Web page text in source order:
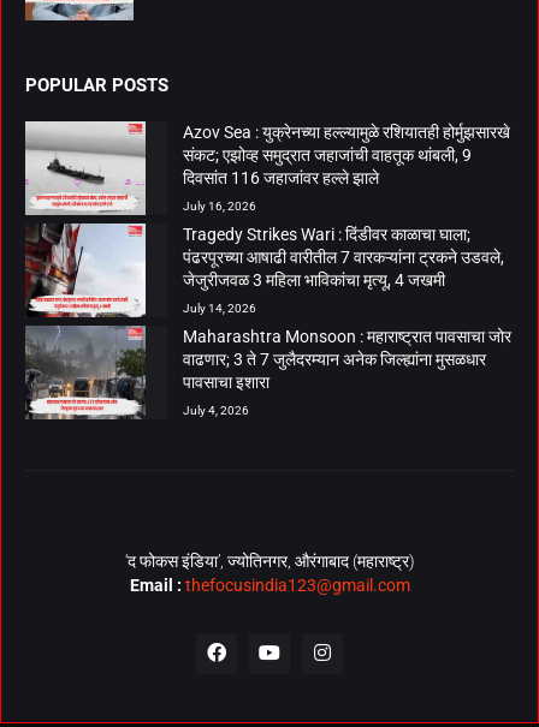
POPULAR POSTS
Azov Sea : युक्रेनच्या हल्ल्यामुळे रशियातही होर्मुझसारखे
संकट; एझोव्ह समुद्रात जहाजांची वाहतूक थांबली, 9
दिवसांत 116 जहाजांवर हल्ले झाले
July 16, 2026
Tragedy Strikes Wari : दिंडीवर काळाचा घाला;
पंढरपूरच्या आषाढी वारीतील 7 वारकऱ्यांना ट्रकने उडवले,
जेजुरीजवळ 3 महिला भाविकांचा मृत्यू, 4 जखमी
July 14, 2026
Maharashtra Monsoon : महाराष्ट्रात पावसाचा जोर
वाढणार; 3 ते 7 जुलैदरम्यान अनेक जिल्ह्यांना मुसळधार
पावसाचा इशारा
July 4, 2026
‘द फोकस इंडिया’, ज्योतिनगर, औरंगाबाद (महाराष्ट्र)
Email : thefocusindia123@gmail.com